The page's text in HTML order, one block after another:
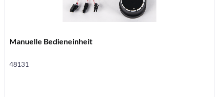
Manuelle Bedieneinheit
48131